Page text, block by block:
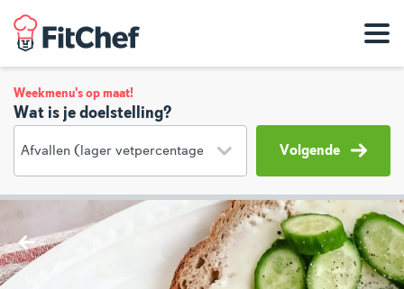
Weekmenu's op maat!
Wat is je doelstelling?
Volgende